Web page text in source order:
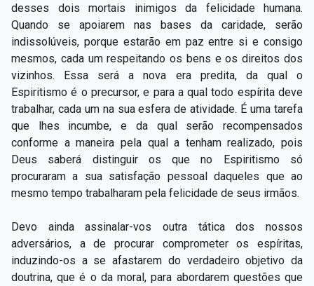
desses dois mortais inimigos da felicidade humana.
Quando se apoiarem nas bases da caridade, serão
indissolúveis, porque estarão em paz entre si e consigo
mesmos, cada um respeitando os bens e os direitos dos
vizinhos. Essa será a nova era predita, da qual o
Espiritismo é o precursor, e para a qual todo espírita deve
trabalhar, cada um na sua esfera de atividade. É uma tarefa
que lhes incumbe, e da qual serão recompensados
conforme a maneira pela qual a tenham realizado, pois
Deus saberá distinguir os que no Espiritismo só
procuraram a sua satisfação pessoal daqueles que ao
mesmo tempo trabalharam pela felicidade de seus irmãos.
Devo ainda assinalar-vos outra tática dos nossos
adversários, a de procurar comprometer os espíritas,
induzindo-os a se afastarem do verdadeiro objetivo da
doutrina, que é o da moral, para abordarem questões que